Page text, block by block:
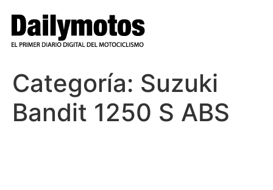
contenido
Categoría: Suzuki
Bandit 1250 S ABS